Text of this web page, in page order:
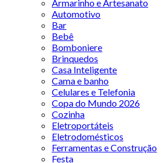
Armarinho e Artesanato
Automotivo
Bar
Bebê
Bomboniere
Brinquedos
Casa Inteligente
Cama e banho
Celulares e Telefonia
Copa do Mundo 2026
Cozinha
Eletroportáteis
Eletrodomésticos
Ferramentas e Construção
Festa